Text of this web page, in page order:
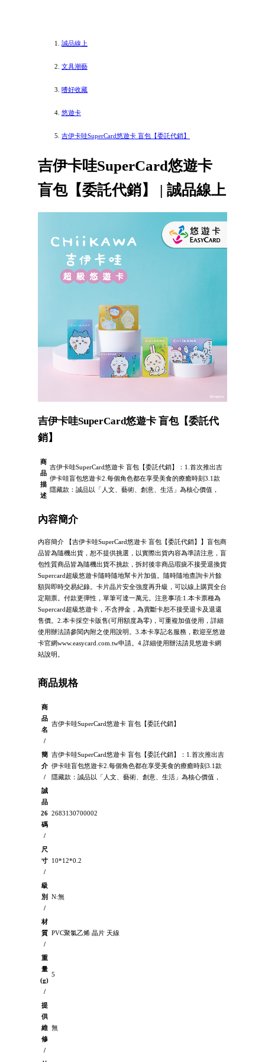
誠品線上
文具潮藝
嗜好收藏
悠遊卡
吉伊卡哇SuperCard悠遊卡 盲包【委託代銷】
吉伊卡哇SuperCard悠遊卡
盲包【委託代銷】 | 誠品線上
吉伊卡哇SuperCard悠遊卡 盲包【委託代
銷】
商
品
描
述
吉伊卡哇SuperCard悠遊卡 盲包【委託代銷】：1.首次推出吉
伊卡哇盲包悠遊卡2.每個角色都在享受美食的療癒時刻3.1款
隱藏款：誠品以「人文、藝術、創意、生活」為核心價值，
內容簡介
內容簡介 【吉伊卡哇SuperCard悠遊卡 盲包【委託代銷】】盲包商
品皆為隨機出貨，恕不提供挑選，以實際出貨內容為準請注意，盲
包性質商品皆為隨機出貨不挑款，拆封後非商品瑕疵不接受退換貨
Supercard超級悠遊卡隨時隨地幫卡片加值。隨時隨地查詢卡片餘
額與即時交易紀錄。卡片晶片安全強度再升級，可以線上購買全台
定期票。付款更彈性，單筆可達一萬元。注意事項:1.本卡票種為
Supercard超級悠遊卡，不含押金，為賣斷卡恕不接受退卡及退還
售價。2.本卡採空卡販售(可用額度為零)，可重複加值使用，詳細
使用辦法請參閱內附之使用說明。3.本卡享記名服務，歡迎至悠遊
卡官網www.easycard.com.tw申請。4.詳細使用辦法請見悠遊卡網
站說明。
商品規格
商
品
名
/
吉伊卡哇SuperCard悠遊卡 盲包【委託代銷】
簡
介
/
吉伊卡哇SuperCard悠遊卡 盲包【委託代銷】：1.首次推出吉
伊卡哇盲包悠遊卡2.每個角色都在享受美食的療癒時刻3.1款
隱藏款：誠品以「人文、藝術、創意、生活」為核心價值，
誠
品
26
碼
/
2683130700002
尺
寸
/
10*12*0.2
級
別
/
N:無
材
質
/
PVC聚氯乙烯 晶片 天線
重
量
(g)
/
5
提
供
維
修
/
無